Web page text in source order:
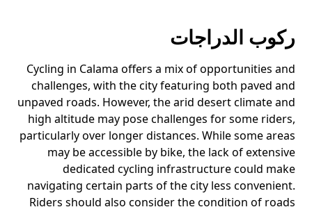
ركوب الدراجات
Cycling in Calama offers a mix of opportunities and
challenges, with the city featuring both paved and
unpaved roads. However, the arid desert climate and
high altitude may pose challenges for some riders,
particularly over longer distances. While some areas
may be accessible by bike, the lack of extensive
dedicated cycling infrastructure could make
navigating certain parts of the city less convenient.
Riders should also consider the condition of roads